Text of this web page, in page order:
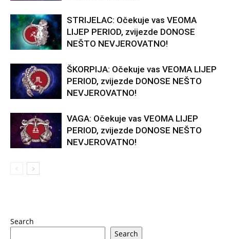
STRIJELAC: Očekuje vas VEOMA
LIJEP PERIOD, zvijezde DONOSE
NEŠTO NEVJEROVATNO!
ŠKORPIJA: Očekuje vas VEOMA LIJEP
PERIOD, zvijezde DONOSE NEŠTO
NEVJEROVATNO!
VAGA: Očekuje vas VEOMA LIJEP
PERIOD, zvijezde DONOSE NEŠTO
NEVJEROVATNO!
Search
Search